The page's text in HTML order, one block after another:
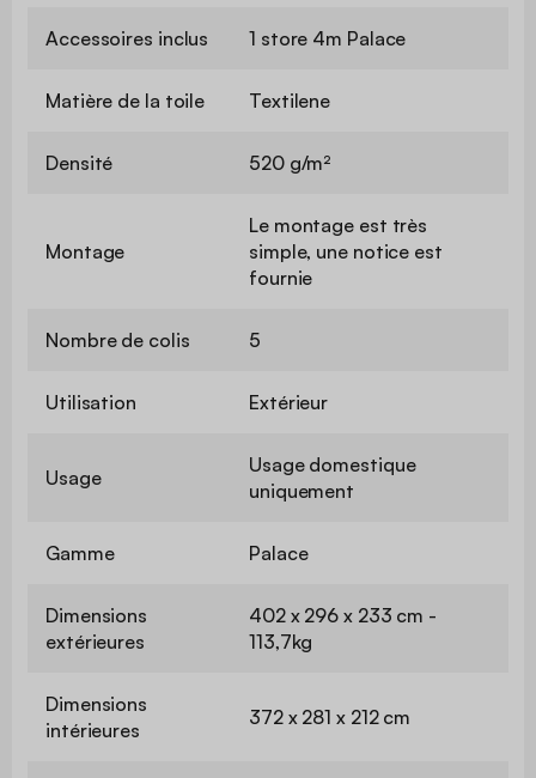
Accessoires inclus 1 store 4m Palace
Matière de la toile Textilene
Densité 520 g/m²
Montage
Le montage est très
simple, une notice est
fournie
Nombre de colis 5
Utilisation Extérieur
Usage
Usage domestique
uniquement
Gamme Palace
Dimensions
extérieures
402 x 296 x 233 cm -
113,7kg
Dimensions
intérieures
372 x 281 x 212 cm